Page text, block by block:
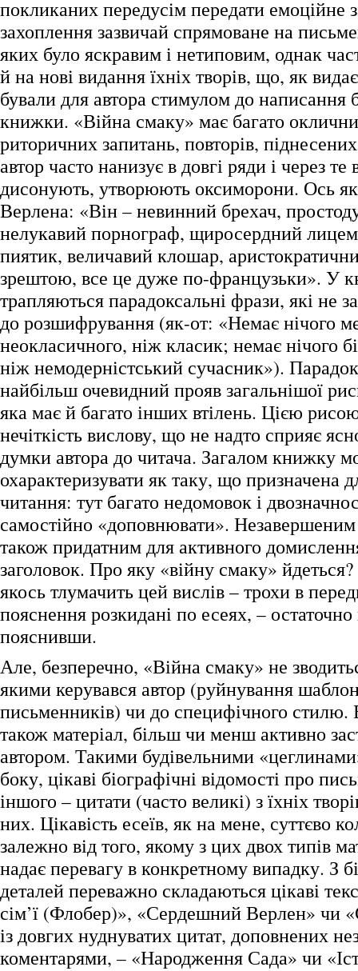
покликаних передусім передати емоційне
захоплення зазвичай спрямоване на
яких було яскравим і нетиповим, однак
й на нові видання їхніх творів, що, як
бували для автора стимулом до написання
книжки. «Війна смаку» має багато
риторичних запитань, повторів,
автор часто нанизує в довгі ряди і через те
дисонують, утворюють оксиморони. Ось
Верлена: «Він – невинний брехач,
нелукавий порнограф, щиросердний
пиятик, величавий клошар,
зрештою, все це дуже по-французьки». У
трапляються парадоксальні фрази, які не
до розшифрування (як-от: «Немає нічого
неокласичного, ніж класик; немає нічого
ніж немодерністський сучасник»).
найбільш очевидний прояв загальнішої
яка має й багато інших втілень. Цією
нечіткість вислову, що не надто сприяє
думки автора до читача. Загалом книжку
охарактеризувати як таку, що призначена
читання: тут багато недомовок і
самостійно «доповнювати».
також придатним для активного
заголовок. Про яку «війну смаку»
якось тлумачить цей вислів – трохи в
пояснення розкидані по есеях, – остаточно
пояснивши.
Але, безперечно, «Війна смаку» не
якими керувався автор (руйнування
письменників) чи до специфічного
також матеріал, більш чи менш активно
автором. Такими будівельними
боку, цікаві біографічні відомості про
іншого – цитати (часто великі) з їхніх
них. Цікавість есеїв, як на мене, суттєво
залежно від того, якому з цих двох типів
надає перевагу в конкретному випадку. З
деталей переважно складаються цікаві
сім’ї (Флобер)», «Сердешний Верлен» чи
із довгих нуднуватих цитат, доповнених
коментарями, – «Народження Сада» чи